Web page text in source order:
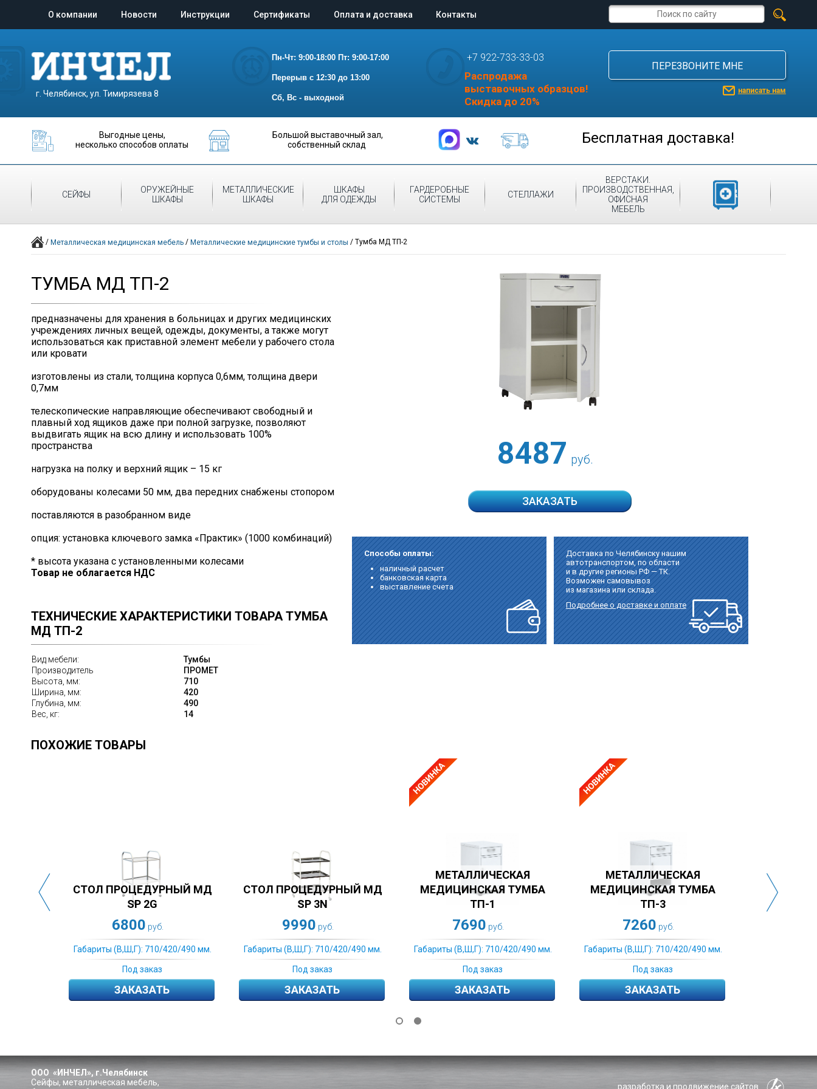
О компании Новости Инструкции Сертификаты Оплата и доставка Контакты
г. Челябинск, ул. Тимирязева 8
Пн-Чт: 9:00-18:00 Пт: 9:00-17:00
Перерыв с 12:30 до 13:00
Сб, Вс - выходной
+7 922-733-33-03
Распродажа
выставочных образцов!
Скидка до 20%
ПЕРЕЗВОНИТЕ МНЕ
написать нам
Выгодные цены,
несколько способов оплаты
Большой выставочный зал,
собственный склад
Бесплатная доставка!
СЕЙФЫ
ОРУЖЕЙНЫЕ
ШКАФЫ
МЕТАЛЛИЧЕСКИЕ
ШКАФЫ
ШКАФЫ
ДЛЯ ОДЕЖДЫ
ГАРДЕРОБНЫЕ
СИСТЕМЫ
СТЕЛЛАЖИ
ВЕРСТАКИ.
ПРОИЗВОДСТВЕННАЯ,
ОФИСНАЯ
МЕБЕЛЬ
МЕДИЦИНСКАЯ
МЕБЕЛЬ
/Металлическая медицинская мебель /Металлические медицинские тумбы и столы /Тумба МД ТП-2
ТУМБА МД ТП-2
предназначены для хранения в больницах и других медицинских
учреждениях личных вещей, одежды, документы, а также могут
использоваться как приставной элемент мебели у рабочего стола
или кровати
изготовлены из стали, толщина корпуса 0,6мм, толщина двери
0,7мм
телескопические направляющие обеспечивают свободный и
плавный ход ящиков даже при полной загрузке, позволяют
выдвигать ящик на всю длину и использовать 100%
пространства
нагрузка на полку и верхний ящик – 15 кг
оборудованы колесами 50 мм, два передних снабжены стопором
поставляются в разобранном виде
опция: установка ключевого замка «Практик» (1000 комбинаций)
* высота указана с установленными колесами
Товар не облагается НДС
ТЕХНИЧЕСКИЕ ХАРАКТЕРИСТИКИ ТОВАРА ТУМБА
МД ТП-2
Вид мебели:
Тумбы
Производитель
ПРОМЕТ
Высота, мм:
710
Ширина, мм:
420
Глубина, мм:
490
Вес, кг:
14
8487 руб.
ЗАКАЗАТЬ
Способы оплаты:
наличный расчет
банковская карта
выставление счета
Доставка по Челябинску нашим
автотранспортом, по области
и в другие регионы РФ — ТК.
Возможен самовывоз
из магазина или склада.
Подробнее о доставке и оплате
ПОХОЖИЕ ТОВАРЫ
МД
СТОЛ ПРОЦЕДУРНЫЙ МД
SP 3N
9990
Габариты (В,Ш,Г): 710/420/490 мм.
Под заказ
ЗАКАЗАТЬ
МЕТАЛЛИЧЕСКАЯ
МЕДИЦИНСКАЯ ТУМБА
ТП-1
7690
Габариты (В,Ш,Г): 710/420/490 мм.
Под заказ
ЗАКАЗАТЬ
МЕТАЛЛИЧЕСКАЯ
МЕДИЦИНСКАЯ ТУМБА
ТП-3
7260
Габариты (В,Ш,Г): 710/420/490 мм.
Под заказ
ЗАКАЗАТЬ
ТУМБА МД ТП-3
6597
Габариты (В,Ш,Г): 710/420/490 мм.
Под заказ
ЗАКАЗАТЬ
ООО «ИНЧЕЛ», г.Челябинск
Сейфы, металлическая мебель,
разработка и продвижение сайтов